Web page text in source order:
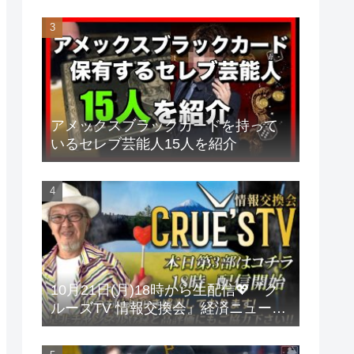
アメックスブラックカードを持って
いるセレブ芸能人15人を紹介
10月21日(月)18時から生配信💖『ク
ルーズTV 情報交換会』経済ニュース
投資 株式市場 新NISA 投資信託 仮想
通貨 ビットコイン 不動産投資 為替